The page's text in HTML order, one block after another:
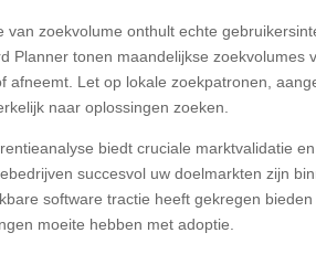
van zoekvolume onthult echte
Planner tonen maandelijkse
afneemt. Let op lokale zoekpatronen,
naar oplossingen zoeken.
biedt cruciale marktvalidatie
succesvol uw doelmarkten zijn
software tractie heeft gekregen
moeite hebben met adoptie.